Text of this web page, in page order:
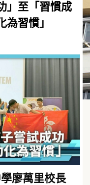
」至「習慣成
習慣」
廖萬里校長